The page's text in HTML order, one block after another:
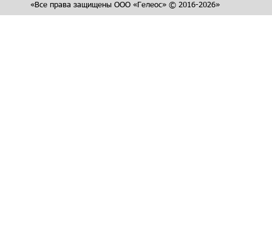
«Все права защищены ООО «Гелеос» © 2016-2026»